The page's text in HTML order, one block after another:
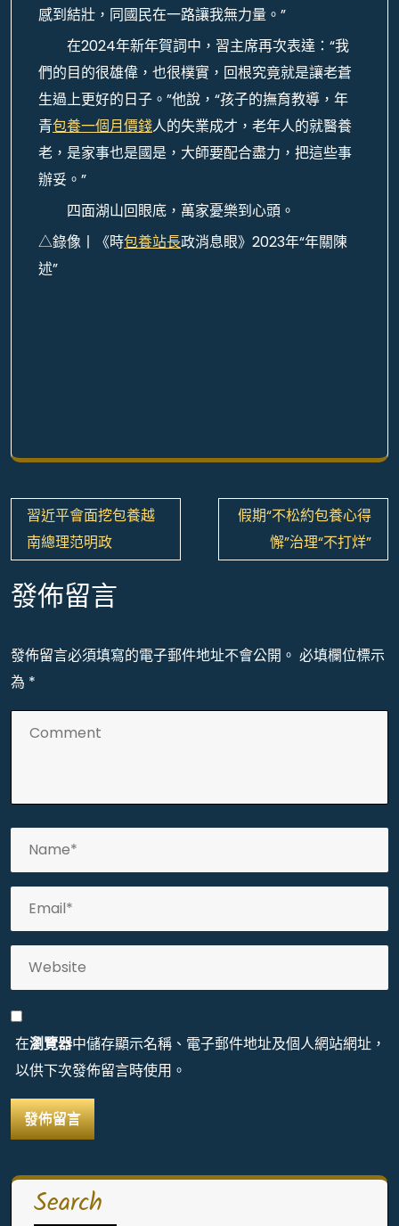
感到結壯，同國民在一路讓我無力量。”
在2024年新年賀詞中，習主席再次表達：“我
們的目的很雄偉，也很樸實，回根究竟就是讓老蒼
生過上更好的日子。”他說，“孩子的撫育教導，年
青包養一個月價錢人的失業成才，老年人的就醫養
老，是家事也是國是，大師要配合盡力，把這些事
辦妥。”
四面湖山回眼底，萬家憂樂到心頭。
△錄像丨《時包養站長政消息眼》2023年“年關陳
述”
文
章
導
覽
習近平會面挖包養越
南總理范明政
假期“不松約包養心得
懈”治理“不打烊”
發佈留言
發佈留言必須填寫的電子郵件地址不會公開。 必填欄位標示
為 *
在瀏覽器中儲存顯示名稱、電子郵件地址及個人網站網址，
以供下次發佈留言時使用。
Search